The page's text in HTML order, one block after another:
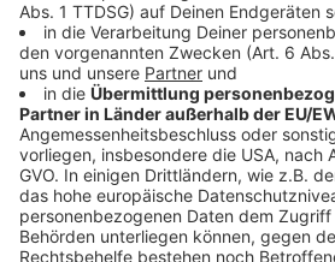
und isoliert. Gesundheitsminister
(SPD) geht davon aus, dass hier
droht: "Aufgrund der bisher
gehen wir davon aus, dass das
übertragbar ist und dass dieser
werden kann. Das kann gelingen,
schnell handeln", so Lauterbach.
den 70er/80er-Jahren gegen
Glück. Denn die Impfung schützt